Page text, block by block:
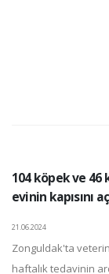
104 köpek ve 46
evinin kapısını
21.06.2024
Zonguldak'ta
haftalık tedavinin